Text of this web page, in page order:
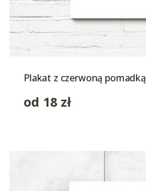
Plakat z czerwoną pomadką
od 18 zł